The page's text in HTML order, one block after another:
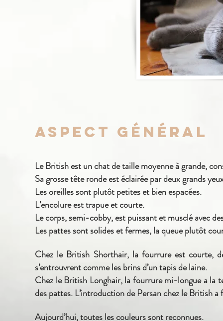
Aspect Général
Le British est un chat de taille moyenne à grande,
Sa grosse tête ronde est éclairée par deux grands
Les oreilles sont plutôt petites et bien espacées.
L’encolure est trapue et courte.
Le corps, semi-cobby, est puissant et musclé avec
Les pattes sont solides et fermes, la queue plutôt
Chez le British Shorthair, la fourrure est courte,
s’entrouvrent comme les brins d’un tapis de laine.
Chez le British Longhair, la fourrure mi-longue a la
des pattes. L’introduction de Persan chez le British
Aujourd’hui, toutes les couleurs sont reconnues.